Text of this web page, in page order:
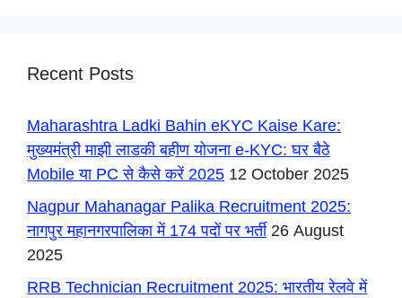
Recent Posts
Maharashtra Ladki Bahin eKYC Kaise Kare:
मुख्यमंत्री माझी लाडकी बहीण योजना e-KYC: घर बैठे
Mobile या PC से कैसे करें 2025 12 October 2025
Nagpur Mahanagar Palika Recruitment 2025:
नागपुर महानगरपालिका में 174 पदों पर भर्ती 26 August
2025
RRB Technician Recruitment 2025: भारतीय रेलवे में